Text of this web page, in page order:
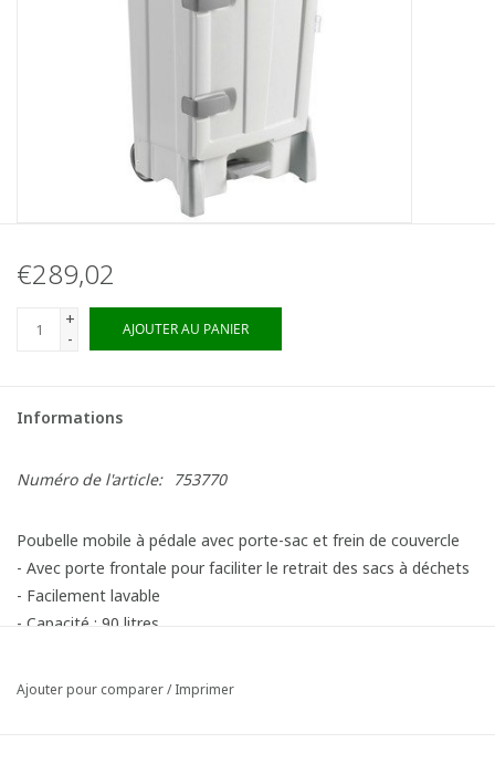
€289,02
+
-
AJOUTER AU PANIER
Informations
Numéro de l'article: 753770
Poubelle mobile à pédale avec porte-sac et frein de couvercle
- Avec porte frontale pour faciliter le retrait des sacs à déchets
- Facilement lavable
- Capacité : 90 litres
Article composé des éléments suivants:
Ajouter pour comparer/Imprimer